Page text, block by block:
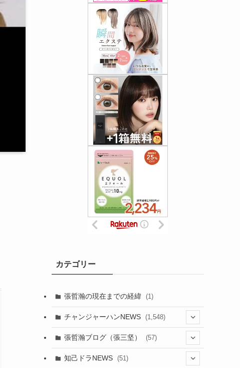
カテゴリー
張哲瀚の現在までの経緯 (1)
チャンジャーハンNEWS (1,548)
(5)
張哲瀚ブログ（張三坚） (57)
知己ドラNEWS (51)